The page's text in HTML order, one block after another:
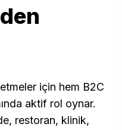
için hem B2C
aktif rol oynar.
restoran, klinik,